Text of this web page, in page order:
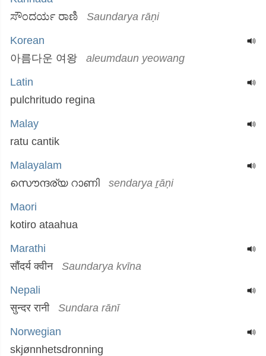
ಸೌಂದರ್ಯ ರಾಣಿ
Saundarya rāṇi
Korean
아름다운 여왕
aleumdaun yeowang
Latin
pulchritudo regina
Malay
ratu cantik
Malayalam
സൌന്ദര്യ റാണി
sendarya ṟāṇi
Maori
kotiro ataahua
Marathi
सौंदर्य क्वीन
Saundarya kvīna
Nepali
सुन्दर रानी
Sundara rānī
Norwegian
skjønnhetsdronning